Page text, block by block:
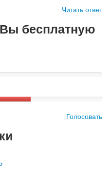
Читать ответ
бесплатную
Голосовать